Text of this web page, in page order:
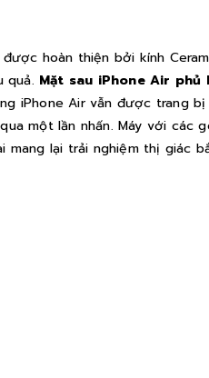
hoàn thiện bởi kính
quả. Mặt sau iPhone Air phủ
iPhone Air vẫn được trang
một lần nhấn. Máy với
mang lại trải nghiệm thị giác